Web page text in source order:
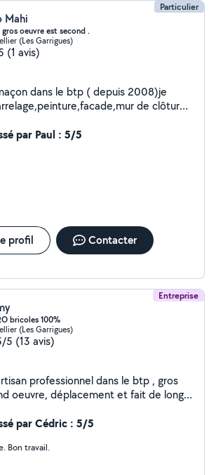
Particulier
Mahi
gros oeuvre est second .
(Les Garrigues)
(1 avis)
dans le btp ( depuis 2008)je
de clôture
lourd pose de papier peint tout ce
avec experience . pose de tuiles
par Paul : 5/5
profil Contacter
Entreprise
bricoles 100%
(Les Garrigues)
5 (13 avis)
professionnel dans le btp , gros
oeuvre, déplacement et fait de long
2008 beaucoup de
formation acquise certifie mes
enduit , montage de mur
par Cédric : 5/5
Bon travail.